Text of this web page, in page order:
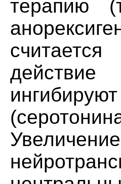
терапию